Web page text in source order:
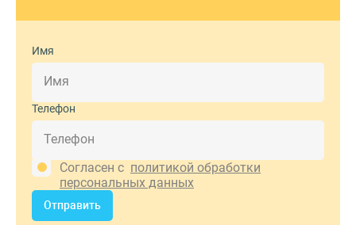
Имя
Телефон
Согласен с политикой обработки
персональных данных
Отправить